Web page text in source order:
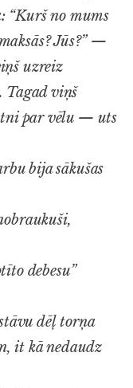
“Kurš no mums
Jūs?” —
uzreiz
Tagad viņš
par vēlu — uts
bija sākušas
debesu”
dēļ torņa
it kā nedaudz